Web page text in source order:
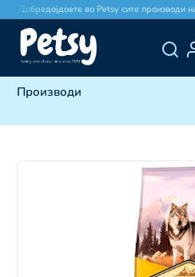
Добредојдовте во Petsy сите производи
Производи